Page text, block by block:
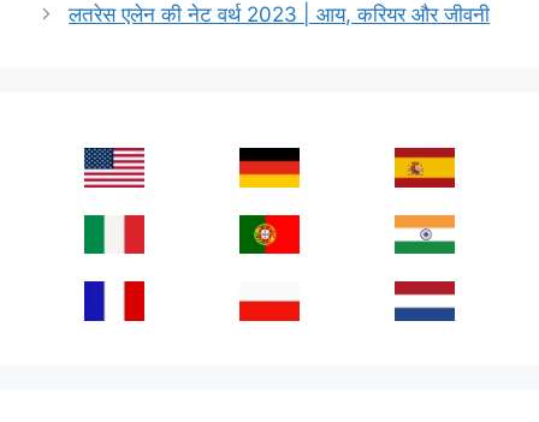
लतरेस एलेन की नेट वर्थ 2023 | आय, करियर और जीवनी